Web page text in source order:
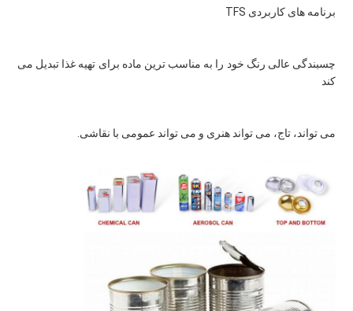
برنامه های کاربردی TFS
کند
می تواند، تاج، می تواند هنری و می تواند عمومی با نقاشی.